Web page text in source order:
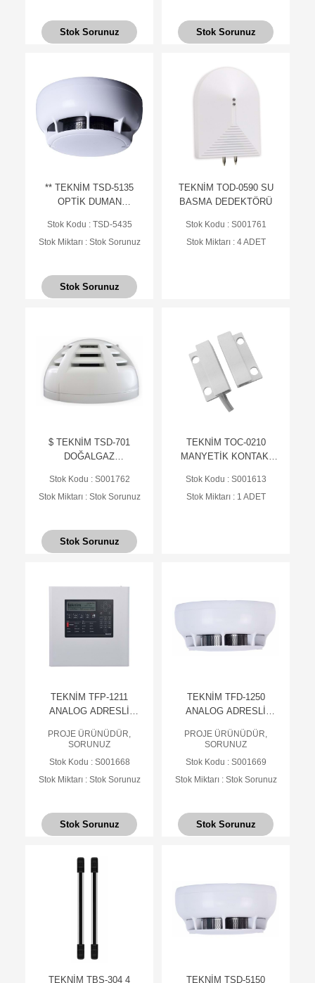
Stok Sorunuz Stok Sorunuz
** TEKNİM TSD-5135
OPTİK DUMAN
ALARM SİST. İÇİN
(TABAN HARİÇ)
Stok Kodu : TSD-5435
Stok Miktarı : Stok Sorunuz
Stok Sorunuz
TEKNİM TOD-0590 SU
BASMA DEDEKTÖRÜ
Stok Kodu : S001761
Stok Miktarı : 4 ADET
$ TEKNİM TSD-701
DOĞALGAZ
ÇIKIŞLI(HIRSIZ ALARM
SİST. İÇİN)TSE
Stok Kodu : S001762
Stok Miktarı : Stok Sorunuz
Stok Sorunuz
TEKNİM TOC-0210
MANYETİK KONTAK,
Stok Kodu : S001613
Stok Miktarı : 1 ADET
TEKNİM TFP-1211
ANALOG ADRESLİ
1 LOOP, NETWORK
PROJE ÜRÜNÜDÜR,
SORUNUZ
Stok Kodu : S001668
Stok Miktarı : Stok Sorunuz
Stok Sorunuz
TEKNİM TFD-1250
ANALOG ADRESLİ
DEDEKTÖRÜ(TABAN
PROJE ÜRÜNÜDÜR,
SORUNUZ
Stok Kodu : S001669
Stok Miktarı : Stok Sorunuz
Stok Sorunuz
TEKNİM TBS-304 4 TEKNİM TSD-5150